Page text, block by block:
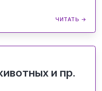
ЧИТАТЬ →
и пр.